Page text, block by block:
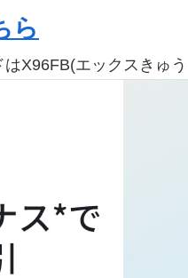
ら
X96FB(エックスきゅう